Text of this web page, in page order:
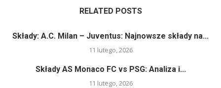
RELATED POSTS
Składy: A.C. Milan – Juventus: Najnowsze składy na...
11 lutego, 2026
Składy AS Monaco FC vs PSG: Analiza i...
11 lutego, 2026